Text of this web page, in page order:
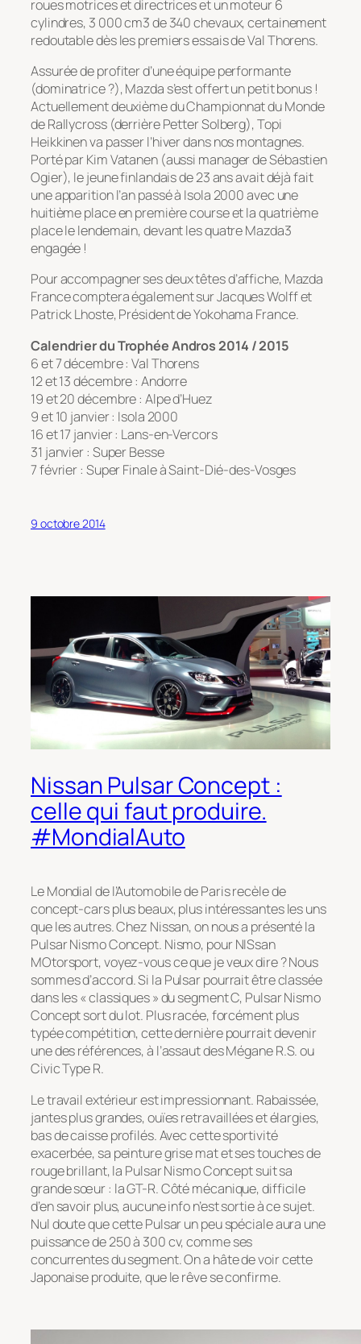
roues motrices et directrices et un moteur 6
cylindres, 3 000 cm3 de 340 chevaux, certainement
redoutable dès les premiers essais de Val Thorens.
Assurée de profiter d’une équipe performante
(dominatrice ?), Mazda s’est offert un petit bonus !
Actuellement deuxième du Championnat du Monde
de Rallycross (derrière Petter Solberg), Topi
Heikkinen va passer l’hiver dans nos montagnes.
Porté par Kim Vatanen (aussi manager de Sébastien
Ogier), le jeune finlandais de 23 ans avait déjà fait
une apparition l’an passé à Isola 2000 avec une
huitième place en première course et la quatrième
place le lendemain, devant les quatre Mazda3
engagée !
Pour accompagner ses deux têtes d’affiche, Mazda
France comptera également sur Jacques Wolff et
Patrick Lhoste, Président de Yokohama France.
Calendrier du Trophée Andros 2014 / 2015
6 et 7 décembre : Val Thorens
12 et 13 décembre : Andorre
19 et 20 décembre : Alpe d’Huez
9 et 10 janvier : Isola 2000
16 et 17 janvier : Lans-en-Vercors
31 janvier : Super Besse
7 février : Super Finale à Saint-Dié-des-Vosges
9 octobre 2014
Nissan Pulsar Concept :
celle qui faut produire.
#MondialAuto
Le Mondial de l’Automobile de Paris recèle de
concept-cars plus beaux, plus intéressantes les uns
que les autres. Chez Nissan, on nous a présenté la
Pulsar Nismo Concept. Nismo, pour NISsan
MOtorsport, voyez-vous ce que je veux dire ? Nous
sommes d’accord. Si la Pulsar pourrait être classée
dans les « classiques » du segment C, Pulsar Nismo
Concept sort du lot. Plus racée, forcément plus
typée compétition, cette dernière pourrait devenir
une des références, à l’assaut des Mégane R.S. ou
Civic Type R.
Le travail extérieur est impressionnant. Rabaissée,
jantes plus grandes, ouïes retravaillées et élargies,
bas de caisse profilés. Avec cette sportivité
exacerbée, sa peinture grise mat et ses touches de
rouge brillant, la Pulsar Nismo Concept suit sa
grande sœur : la GT-R. Côté mécanique, difficile
d’en savoir plus, aucune info n’est sortie à ce sujet.
Nul doute que cette Pulsar un peu spéciale aura une
puissance de 250 à 300 cv, comme ses
concurrentes du segment. On a hâte de voir cette
Japonaise produite, que le rêve se confirme.